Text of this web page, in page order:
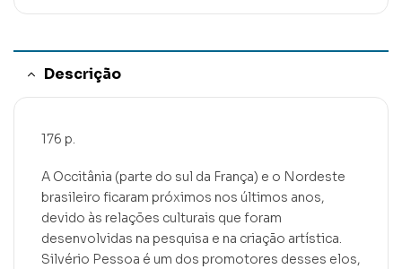
Descrição
176 p.
A Occitânia (parte do sul da França) e o Nordeste
brasileiro ficaram próximos nos últimos anos,
devido às relações culturais que foram
desenvolvidas na pesquisa e na criação artística.
Silvério Pessoa é um dos promotores desses elos,